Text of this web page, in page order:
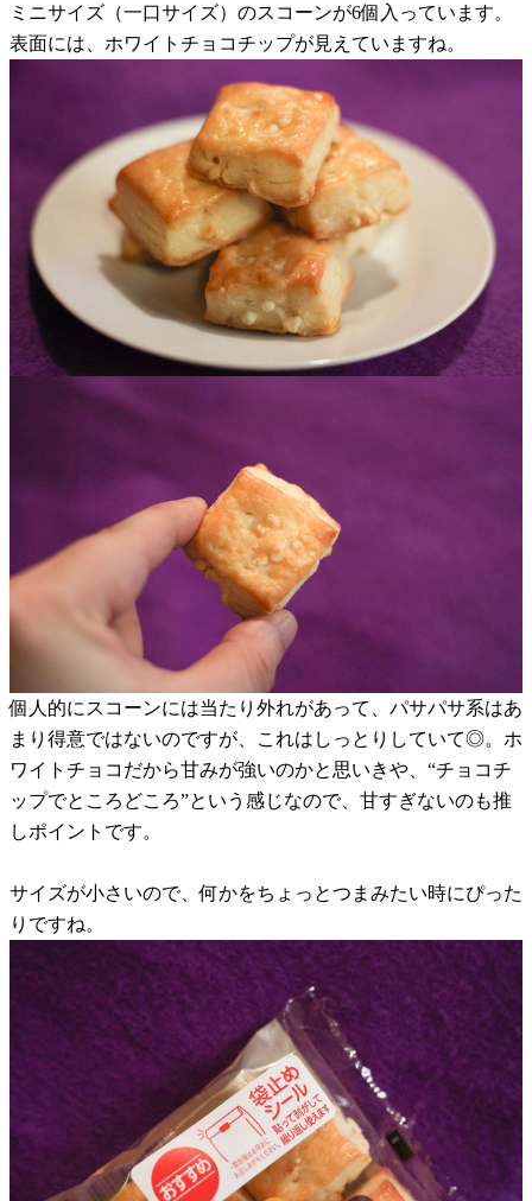
ミニサイズ（一口サイズ）のスコーンが6個入っています。
表面には、ホワイトチョコチップが見えていますね。
個人的にスコーンには当たり外れがあって、パサパサ系はあ
まり得意ではないのですが、これはしっとりしていて◎。ホ
ワイトチョコだから甘みが強いのかと思いきや、“チョコチ
ップでところどころ”という感じなので、甘すぎないのも推
しポイントです。
サイズが小さいので、何かをちょっとつまみたい時にぴった
りですね。